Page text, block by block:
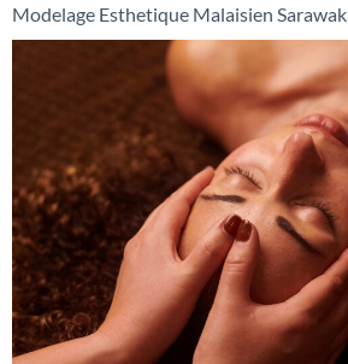
Modelage Esthetique Malaisien Sarawak